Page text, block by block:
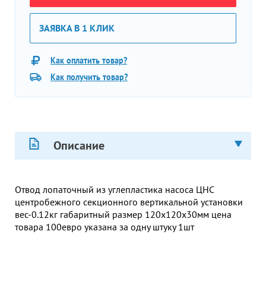
ЗАЯВКА В 1 КЛИК
Как оплатить товар?
Как получить товар?
Описание
Отвод лопаточный из углепластика насоса ЦНС
центробежного секционного вертикальной установки
вес-0.12кг габаритный размер 120х120х30мм цена
товара 100евро указана за одну штуку 1шт